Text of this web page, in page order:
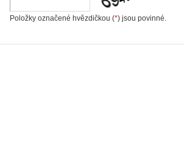
Položky označené hvězdičkou (*) jsou povinné.